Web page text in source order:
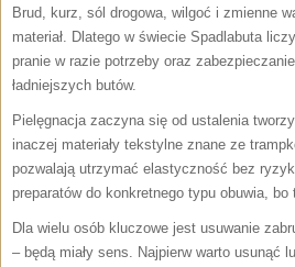
Brud, kurz, sól drogowa, wilgoć i zmienne
materiał. Dlatego w świecie Spadlabuta
pranie w razie potrzeby oraz
ładniejszych butów.
Pielęgnacja zaczyna się od ustalenia
inaczej materiały tekstylne znane ze
pozwalają utrzymać elastyczność bez
preparatów do konkretnego typu obuwia,
Dla wielu osób kluczowe jest usuwanie
– będą miały sens. Najpierw warto usunąć